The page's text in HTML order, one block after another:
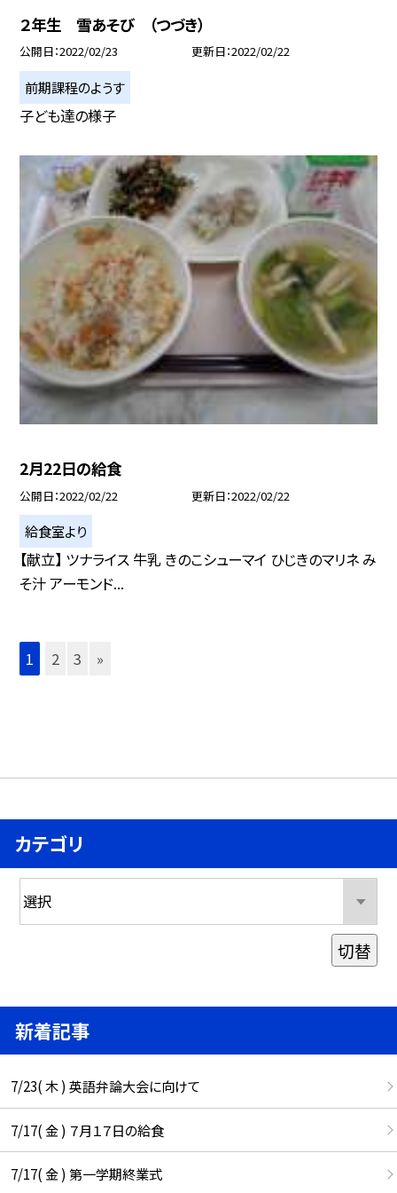
２年生 雪あそび （つづき）
公開日 2022/02/23 更新日 2022/02/22
前期課程のようす
子ども達の様子
2月22日の給食
公開日 2022/02/22 更新日 2022/02/22
給食室より
【献立】 ツナライス 牛乳 きのこシューマイ ひじきのマリネ み
そ汁 アーモンド...
1 2 3 »
カテゴリ
切替
新着記事
7/23( 木 ) 英語弁論大会に向けて
7/17( 金 ) ７月１７日の給食
7/17( 金 ) 第一学期終業式